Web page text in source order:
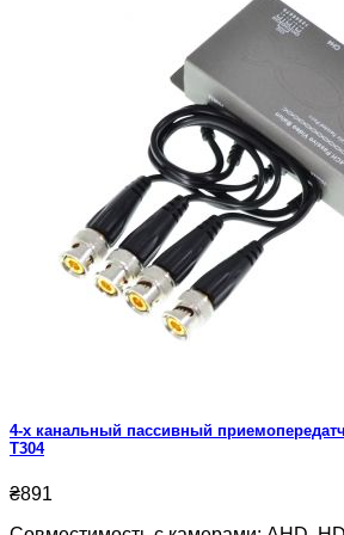
4-х канальный пассивный
T304
₴891